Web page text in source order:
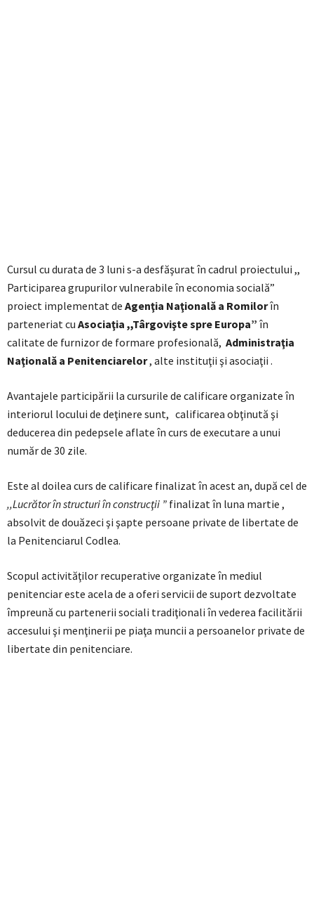
Cursul cu durata de 3 luni s-a desfăşurat în cadrul proiectului ,,
Participarea grupurilor vulnerabile în economia socială”
proiect implementat de Agenţia Naţională a Romilorîn
parteneriat cu Asociaţia ,,Târgovişte spre Europa” în
calitate de furnizor de formare profesională, Administraţia
Naţională a Penitenciarelor, alte instituţii şi asociaţii .
Avantajele participării la cursurile de calificare organizate în
interiorul locului de deţinere sunt, calificarea obţinută şi
deducerea din pedepsele aflate în curs de executare a unui
număr de 30 zile.
Este al doilea curs de calificare finalizat în acest an, după cel de
,,Lucrător în structuri în construcţii ” finalizat în luna martie ,
absolvit de douăzeci şi şapte persoane private de libertate de
la Penitenciarul Codlea.
Scopul activităţilor recuperative organizate în mediul
penitenciar este acela de a oferi servicii de suport dezvoltate
împreună cu partenerii sociali tradiţionali în vederea facilitării
accesului şi menţinerii pe piaţa muncii a persoanelor private de
libertate din penitenciare.